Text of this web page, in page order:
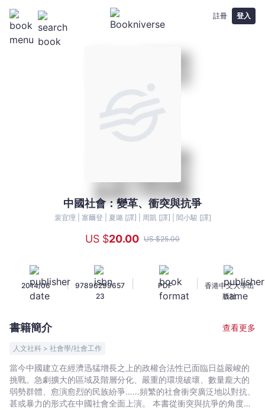
註冊 登入
抗
爭
裴
宜
理
中國社會：變革、衝突與抗爭
裴宜理 | 塞爾登 | 夏璐 [譯] | 周凱 [譯] | 閻小駿 [譯]
US $20.00 US $25.00
2014/06 |
97896299657
23
PDF
香港中文大學出
版社
書籍簡介 查看更多
人文社科 > 社會學/社會工作
當今中國建立在經濟迅猛增長之上的政權合法性已面臨日益嚴峻的
挑戰。急劇擴大的區域及階層分化、嚴重的環境破壞、數量龐大的
弱勢群體、愈演愈烈的民族紛爭……頻繁的社會衝突廣泛地以對抗、
甚或暴力的形式在中國社會全面上演。 本書從衝突與抗爭的角度探